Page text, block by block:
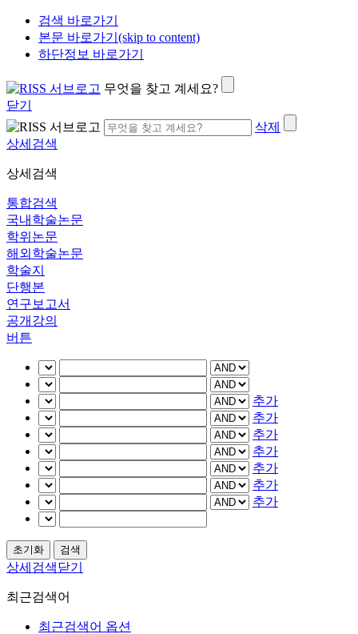
검색 바로가기
본문 바로가기(skip to content)
하단정보 바로가기
무엇을 찾고 계세요?
닫기
삭제
상세검색
상세검색
통합검색
국내학술논문
학위논문
해외학술논문
학술지
단행본
연구보고서
공개강의
버튼
추가
추가
추가
추가
추가
추가
추가
상세검색닫기
최근검색어
최근검색어 옵션